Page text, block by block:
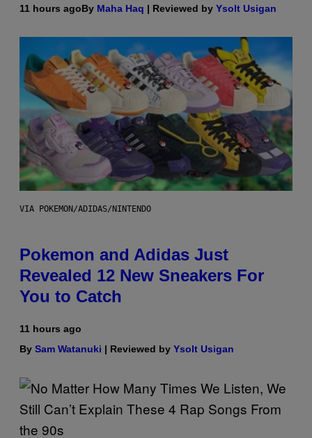
11 hours agoBy Maha Haq | Reviewed by Ysolt Usigan
VIA POKEMON/ADIDAS/NINTENDO
Pokemon and Adidas Just
Revealed 12 New Sneakers For
You to Catch
11 hours ago
By Sam Watanuki | Reviewed by Ysolt Usigan